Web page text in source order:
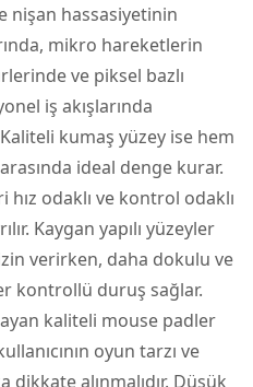
nişan hassasiyetinin
mikro hareketlerin
ve piksel bazlı
iş akışlarında
kumaş yüzey ise hem
ideal denge kurar.
odaklı ve kontrol odaklı
Kaygan yapılı yüzeyler
verirken, daha dokulu ve
kontrollü duruş sağlar.
kaliteli mouse padler
oyun tarzı ve
dikkate alınmalıdır. Düşük